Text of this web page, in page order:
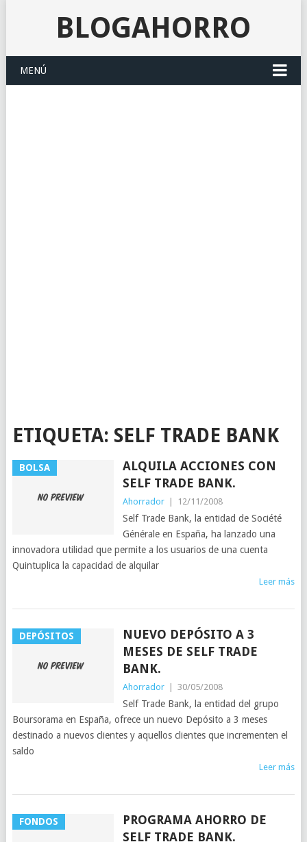
BLOGAHORRO
MENÚ
ETIQUETA: SELF TRADE BANK
BOLSA
ALQUILA ACCIONES CON
SELF TRADE BANK.
Ahorrador 12/11/2008
Self Trade Bank, la entidad de Société
Générale en España, ha lanzado una
innovadora utilidad que permite a los usuarios de una cuenta
Quintuplica la capacidad de alquilar
Leer más
DEPÓSITOS
NUEVO DEPÓSITO A 3
MESES DE SELF TRADE
BANK.
Ahorrador 30/05/2008
Self Trade Bank, la entidad del grupo
Boursorama en España, ofrece un nuevo Depósito a 3 meses
destinado a nuevos clientes y aquellos clientes que incrementen el
saldo
Leer más
FONDOS
PROGRAMA AHORRO DE
SELF TRADE BANK.